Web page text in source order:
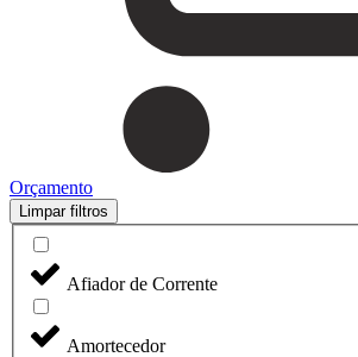
Orçamento
Limpar filtros
Afiador de Corrente
Amortecedor